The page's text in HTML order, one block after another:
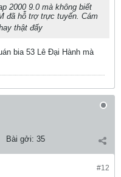
2000 9.0 mà không biết
đã hỗ trợ trực tuyến. Cám
thật đấy
bia 53 Lê Đại Hành mà
Bài gởi: 35
#12